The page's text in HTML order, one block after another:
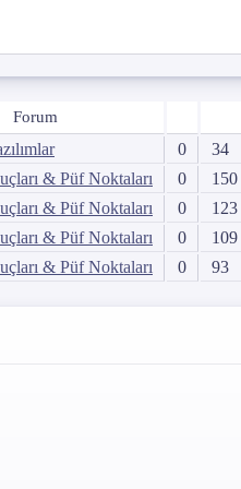
Forum
0 34
& Püf Noktaları
0 150
& Püf Noktaları
0 123
& Püf Noktaları
0 109
& Püf Noktaları
0 93